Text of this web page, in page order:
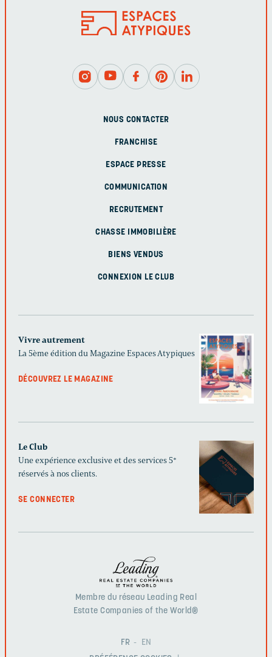
NOUS CONTACTER
FRANCHISE
ESPACE PRESSE
COMMUNICATION
RECRUTEMENT
CHASSE IMMOBILIÈRE
BIENS VENDUS
CONNEXION LE CLUB
Vivre autrement
La 5ème édition du Magazine Espaces Atypiques
DÉCOUVREZ LE MAGAZINE
Le Club
Une expérience exclusive et des services 5*
réservés à nos clients.
SE CONNECTER
Membre du réseau Leading Real
Estate Companies of the World®
FR
EN